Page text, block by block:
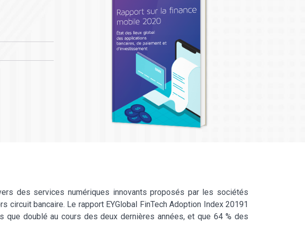
des services numériques innovants proposés par les sociétés
bancaire. Le rapport EYGlobal FinTech Adoption Index 20191
doublé au cours des deux dernières années, et que 64 % des